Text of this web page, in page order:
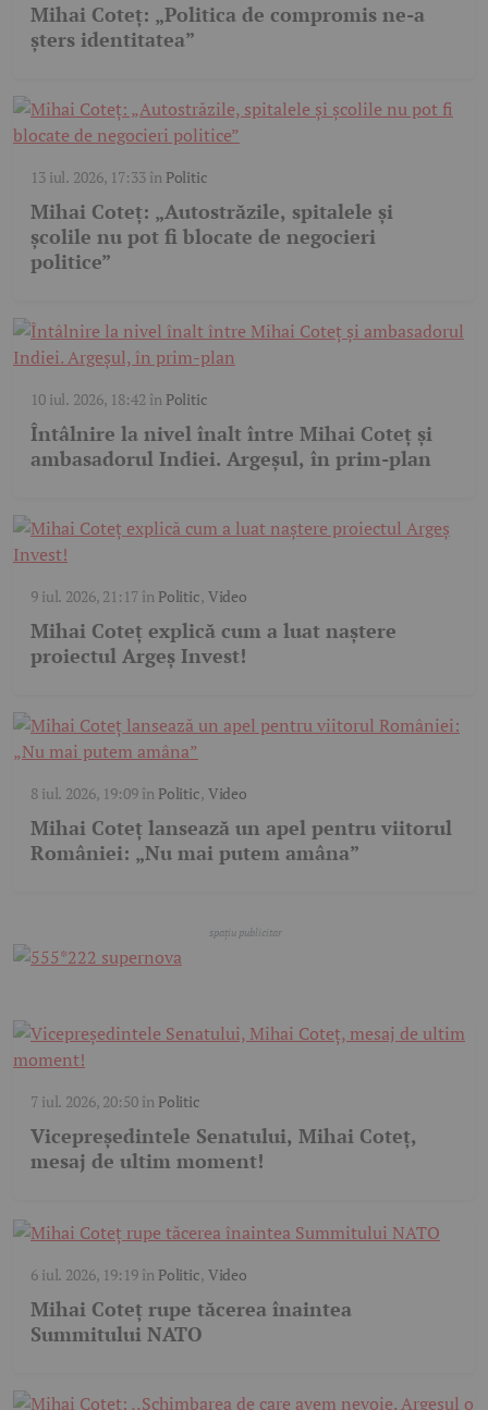
Mihai Coteț: „Politica de compromis ne-a
șters identitatea”
13 iul. 2026, 17:33în Politic
Mihai Coteț: „Autostrăzile, spitalele și
școlile nu pot fi blocate de negocieri
politice”
10 iul. 2026, 18:42 în Politic
Întâlnire la nivel înalt între Mihai Coteț și
ambasadorul Indiei. Argeșul, în prim-plan
9 iul. 2026, 21:17în Politic, Video
Mihai Coteț explică cum a luat naștere
proiectul Argeș Invest!
8 iul. 2026, 19:09în Politic, Video
Mihai Coteț lansează un apel pentru viitorul
României: „Nu mai putem amâna”
7 iul. 2026, 20:50în Politic
Vicepreședintele Senatului, Mihai Coteț,
mesaj de ultim moment!
6 iul. 2026, 19:19în Politic, Video
Mihai Coteț rupe tăcerea înaintea
Summitului NATO